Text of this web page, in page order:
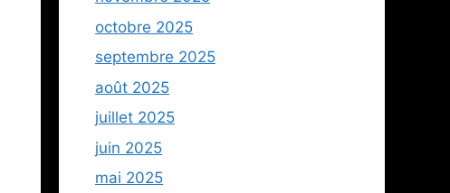
octobre 2025
septembre 2025
août 2025
juillet 2025
juin 2025
mai 2025